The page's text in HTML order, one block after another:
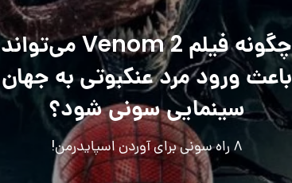
چگونه فیلم Venom 2 می‌تواند
باعث ورود مرد عنکبوتی به جهان
سینمایی سونی شود؟
۸ راه سونی برای آوردن اسپایدرمن!